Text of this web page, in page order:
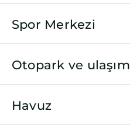
Spor Merkezi
Otopark ve ulaşım
Havuz